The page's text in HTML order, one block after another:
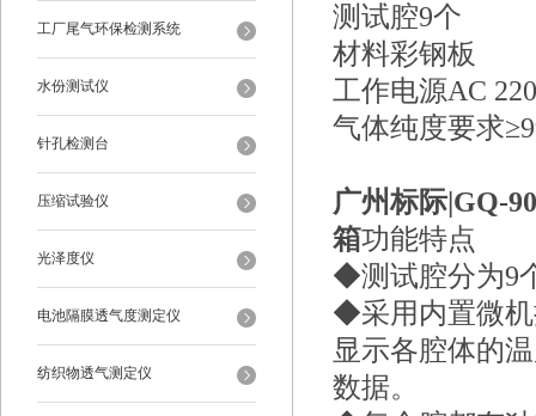
工厂尾气环保检测系统
水份测试仪
针孔检测台
压缩试验仪
光泽度仪
电池隔膜透气度测定仪
纺织物透气测定仪
测试腔9个
材料彩钢板
工作电源AC
气体纯度要求
广州标际|GQ-
箱功能特点
◆测试腔分为9
◆采用内置微机
显示各腔体的
数据。